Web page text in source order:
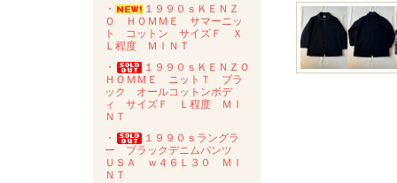
・
１９９０ｓＫＥＮＺ
Ｏ ＨＯＭＭＥ サマーニッ
ト コットン サイズＦ Ｘ
Ｌ程度 ＭＩＮＴ
・
１９９０ｓＫＥＮＺＯ
ＨＯＭＭＥ ニットＴ ブラ
ック オールコットンボデ
ィ サイズＦ Ｌ程度 ＭＩ
ＮＴ
・
１９９０ｓラングラ
ー ブラックデニムパンツ
ＵＳＡ ｗ４６Ｌ３０ ＭＩ
ＮＴ